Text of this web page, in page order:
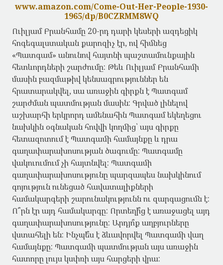
www.amazon.com/Come-Out-Her-People-1930-
1965/dp/B0CZRMM8WQ
Ուիլյամ Բրանհամը 20-րդ դարի կեսերի ազդեցիկ
հոգեգալստական քարոզիչ էր, ով հիմնեց
«Պատգամ» անունով հայտնի պաշտամունքային
հետևորդների շարժումը: Թեև Ուիլյամ Բրանհամի
մասին բազմաթիվ կենսագրություններ են
հրատարակվել, սա առաջին գիրքն է Պատգամ
շարժման պատմության մասին: Գրված լինելով
աշխարհի երկրորդ ամենահին Պատգամ եկեղեցու
նախկին օգնական հովվի կողմից՝ այս գիրքը
հետազոտում է Պատգամի համայնքը և դրա
գաղափարախոսության ծագումը: Պատգամը
վակուումում չի հայտնվել: Պատգամի
գաղափարախոսությունը պարզապես նախկինում
գոյություն ունեցած հավատալիքների
համակարգերի շարունակությունն ու զարգացումն է:
Ո՞րն էր այդ համակարգը: Որտեղի՞ց է առաջացել այդ
գաղափարախոսությունը: Արդյո՞ք աղբյուրները
վստահելի են: Ինչպե՞ս է ձևավորվել Պատգամի վաղ
համայնքը: Պատգամի պատմության այս առաջին
հատորը լույս կսփռի այս հարցերի վրա: